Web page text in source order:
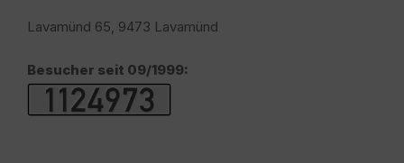
Lavamünd 65, 9473 Lavamünd
Besucher seit 09/1999: